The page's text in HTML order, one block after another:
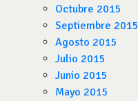
Octubre 2015
Septiembre 2015
Agosto 2015
Julio 2015
Junio 2015
Mayo 2015